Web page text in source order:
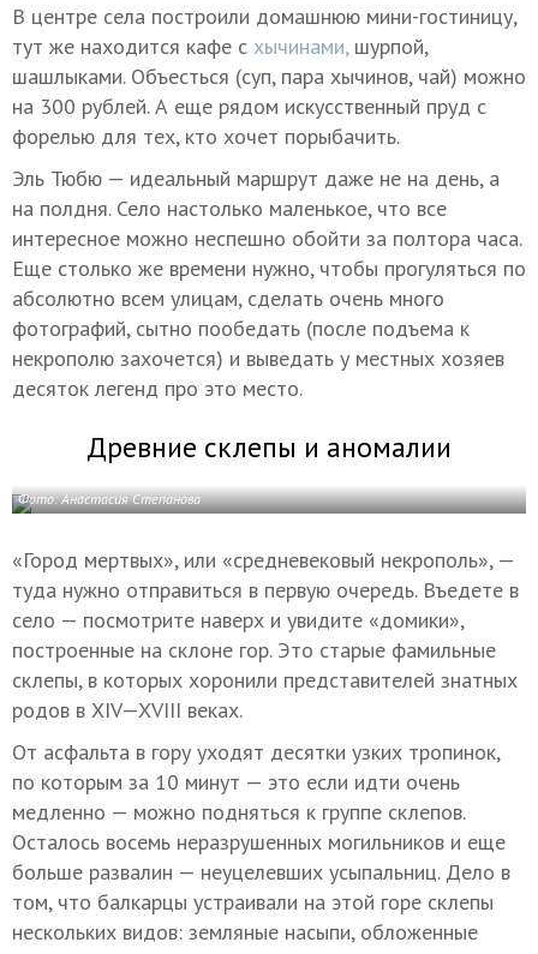
В центре села построили домашнюю мини-гостиницу,
тут же находится кафе с хычинами,шурпой,
шашлыками. Объесться (суп, пара хычинов, чай) можно
на 300 рублей. А еще рядом искусственный пруд с
форелью для тех, кто хочет порыбачить.
Эль Тюбю — идеальный маршрут даже не на день, а
на полдня. Село настолько маленькое, что все
интересное можно неспешно обойти за полтора часа.
Еще столько же времени нужно, чтобы прогуляться по
абсолютно всем улицам, сделать очень много
фотографий, сытно пообедать (после подъема к
некрополю захочется) и выведать у местных хозяев
десяток легенд про это место.
Древние склепы и аномалии
Фото: Анастасия Степанова
«Город мертвых», или «средневековый некрополь», —
туда нужно отправиться в первую очередь. Въедете в
село — посмотрите наверх и увидите «домики»,
построенные на склоне гор. Это старые фамильные
склепы, в которых хоронили представителей знатных
родов в XIV—XVIII веках.
От асфальта в гору уходят десятки узких тропинок,
по которым за 10 минут — это если идти очень
медленно — можно подняться к группе склепов.
Осталось восемь неразрушенных могильников и еще
больше развалин — неуцелевших усыпальниц. Дело в
том, что балкарцы устраивали на этой горе склепы
нескольких видов: земляные насыпи, обложенные